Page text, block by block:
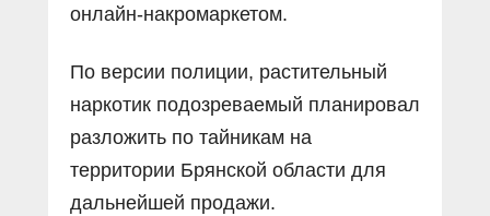
онлайн-накромаркетом.
По версии полиции, растительный
наркотик подозреваемый планировал
разложить по тайникам на
территории Брянской области для
дальнейшей продажи.